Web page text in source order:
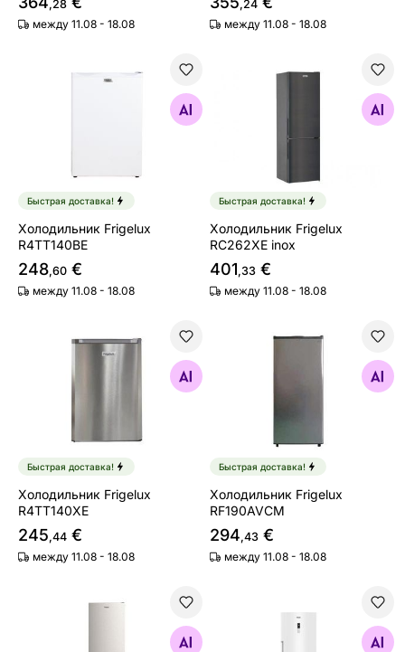
,28
между 11.08 - 18.08
,24
между 11.08 - 18.08
Холодильник Frigelux R4TT140BE
Быстрая доставка!
Холодильник Frigelux
R4TT140BE
248,60 €
между 11.08 - 18.08
Холодильник Frigelux
Быстрая доставка!
Холодильник Frigelux
RC262XE inox
401,33 €
между 11.08 - 18.08
Холодильник Frigelux R4TT140XE
Найдите похожие
Быстрая доставка!
Холодильник Frigelux
R4TT140XE
245,44 €
между 11.08 - 18.08
Найдите похожие
Быстрая доставка!
Холодильник Frigelux
RF190AVCM
294,43 €
между 11.08 - 18.08
Холодильник Frigelux RC168SEХолодильник Frigelux
Найдите похожие